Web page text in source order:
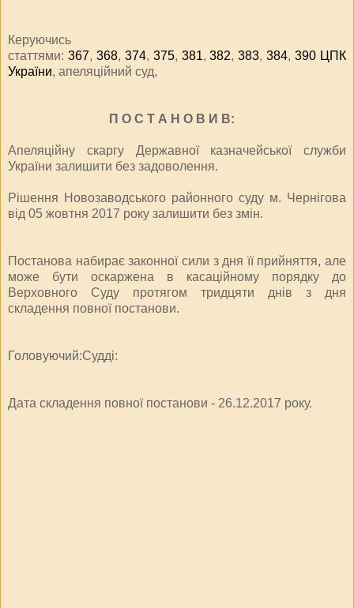
Керуючись
статтями: 367, 368, 374, 375, 381,382,383,384,390 ЦПК
України, апеляційний суд,
П О С Т А Н О В И В:
Апеляційну скаргу Державної казначейської служби
України залишити без задоволення.
Рішення Новозаводського районного суду м. Чернігова
від 05 жовтня 2017 року залишити без змін.
Постанова набирає законної сили з дня її прийняття, але
може бути оскаржена в касаційному порядку до
Верховного Суду протягом тридцяти днів з дня
складення повної постанови.
Головуючий:Судді:
Дата складення повної постанови - 26.12.2017 року.